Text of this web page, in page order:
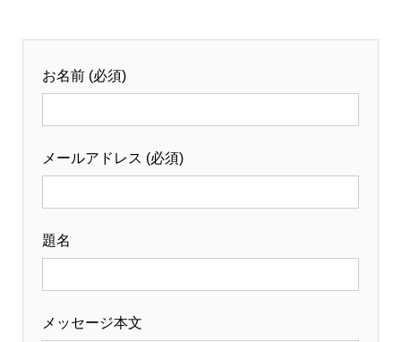
お名前 (必須)
メールアドレス (必須)
題名
メッセージ本文